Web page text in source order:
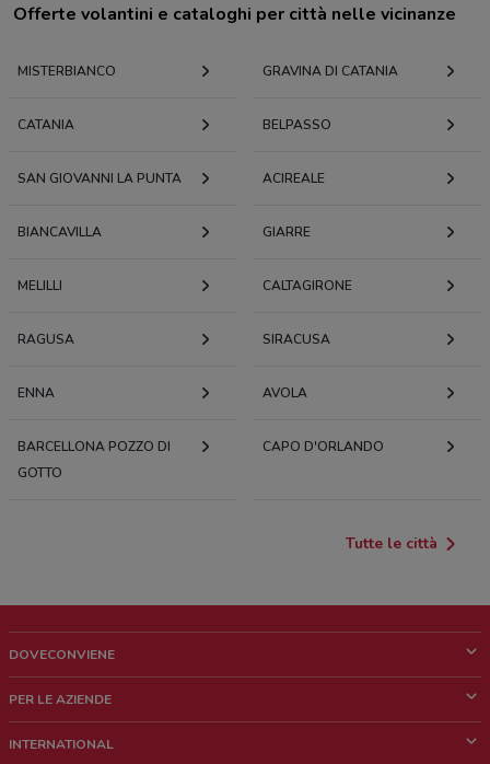
Offerte volantini e cataloghi per città nelle vicinanze
MISTERBIANCO GRAVINA DI CATANIA
CATANIA BELPASSO
SAN GIOVANNI LA PUNTA ACIREALE
BIANCAVILLA GIARRE
MELILLI CALTAGIRONE
RAGUSA SIRACUSA
ENNA AVOLA
BARCELLONA POZZO DI
GOTTO
CAPO D'ORLANDO
Tutte le città
DOVECONVIENE
Chi siamo
PER LE AZIENDE
INTERNATIONAL